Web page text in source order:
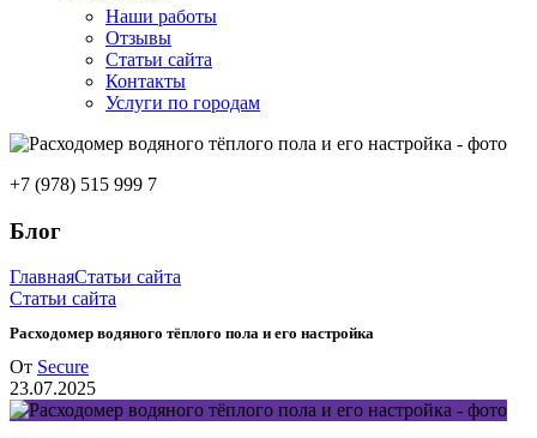
Наши работы
Отзывы
Статьи сайта
Контакты
Услуги по городам
+7 (978) 515 999 7
Блог
ГлавнаяСтатьи сайта
Статьи сайта
Расходомер водяного тёплого пола и его настройка
От Secure
23.07.2025